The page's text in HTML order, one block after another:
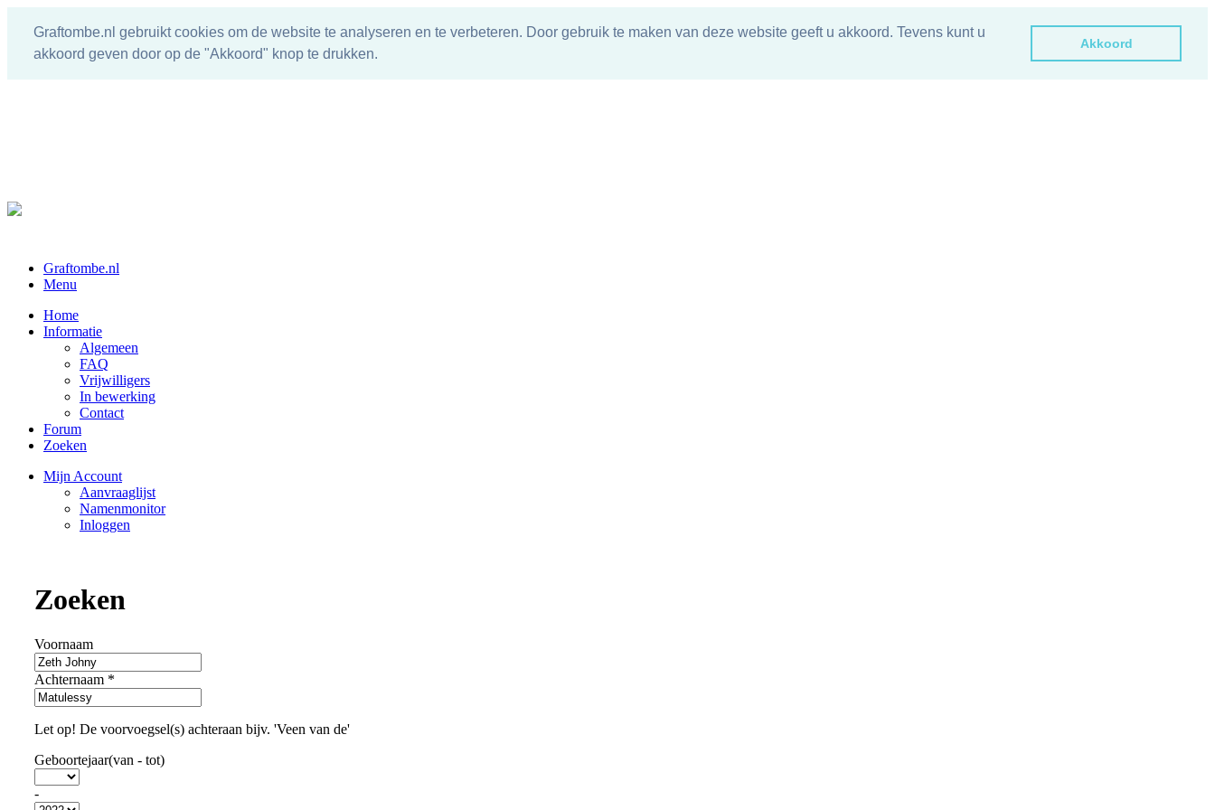
Graftombe.nl gebruikt cookies om de website te analyseren en te verbeteren. Door gebruik te maken van deze website geeft u akkoord. Tevens kunt u
akkoord geven door op de "Akkoord" knop te drukken.
Akkoord
Graftombe.nl
Menu
Home
Informatie
Algemeen
FAQ
Vrijwilligers
In bewerking
Contact
Forum
Zoeken
Mijn Account
Aanvraaglijst
Namenmonitor
Inloggen
Zoeken
Voornaam
Achternaam *
Let op! De voorvoegsel(s) achteraan bijv. 'Veen van de'
Geboortejaar(van - tot)
-